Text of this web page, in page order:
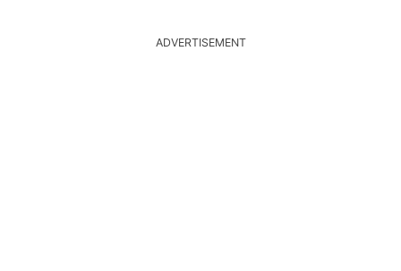
ADVERTISEMENT